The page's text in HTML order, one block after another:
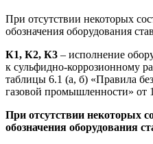
При отсутствии некоторых
обозначения оборудования
К1, К2, К3 – исполнение
к сульфидно-коррозионному
таблицы 6.1 (а, б) «Правила
газовой промышленности» от
При отсутствии некоторых
обозначения оборудования